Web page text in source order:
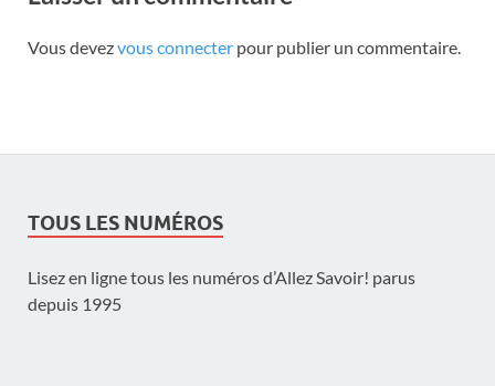
Vous devezvous connecter pour publier un commentaire.
TOUS LES NUMÉROS
Lisez en ligne tous les numéros d’Allez Savoir! parus
depuis 1995